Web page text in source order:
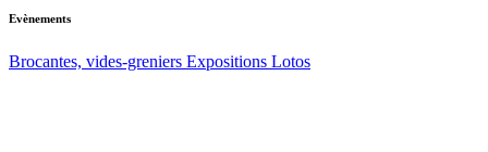
Evènements
Brocantes, vides-greniers Expositions Lotos